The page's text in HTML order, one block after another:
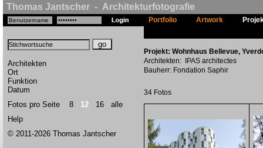
Thomas Jantscher - Architekturfotografie
Architekten
Ort
Funktion
Datum
Fotos pro Seite 8 12 16
alle
Help
© 2011-2026 Thomas Jantscher
Portfolio Artwork
Projekt: Wohnhaus Bellevue,
Architekten: IPAS architectes
Bauherr: Fondation Saphir
34 Fotos